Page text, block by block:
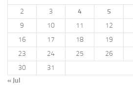
2
3 4 5
9
10 11 12
16
17 18 19
23
24 25 26
30
31
« Jul